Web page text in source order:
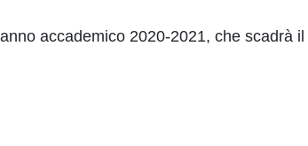
accademico 2020-2021, che scadrà il